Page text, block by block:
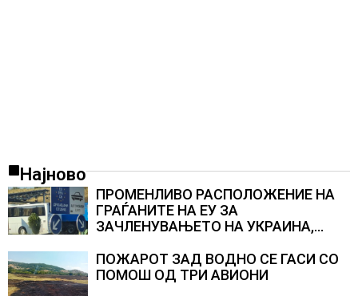
Најново
ПРОМЕНЛИВО РАСПОЛОЖЕНИЕ НА
ГРАЃАНИТЕ НА ЕУ ЗА
ЗАЧЛЕНУВАЊЕТО НА УКРАИНА,
Полска, Франција и Германија
ПОЖАРОТ ЗАД ВОДНО СЕ ГАСИ СО
ПОМОШ ОД ТРИ АВИОНИ